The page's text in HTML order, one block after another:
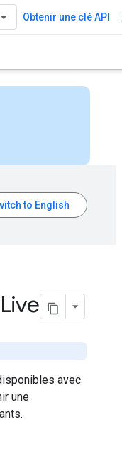
Obtenir une clé API
avec
une